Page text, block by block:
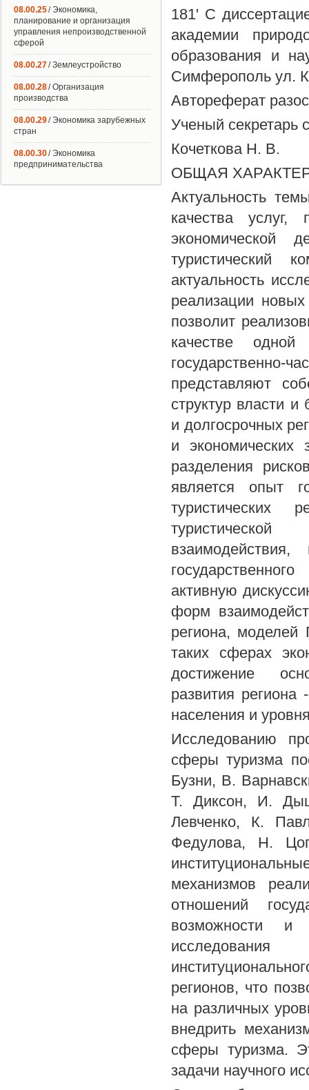
181' С
академии
образования и
Симферополь ул.
Автореферат
Ученый секретарь
Кочеткова Н. В.
ОБЩАЯ
Актуальность
качества услуг,
экономической
туристический
актуальность
реализации
позволит
качестве
представляют
структур власти
и долгосрочных
и экономических
разделения
является опыт
туристических
активную
форм
региона,
таких сферах
достижение
развития
населения и
Исследованию
сферы туризма
Бузни, В.
Т. Диксон, И.
Левченко, К.
Федулова, Н.
механизмов
отношений
возможности и
регионов, что
на различных
внедрить
сферы туризма.
задачи научного
08.00.25/ Экономика,
планирование и организация
управления непроизводственной
сферой
08.00.27/ Землеустройство
08.00.28/ Организация
производства
08.00.29/ Экономика зарубежных
стран
08.00.30/ Экономика
предпринимательства